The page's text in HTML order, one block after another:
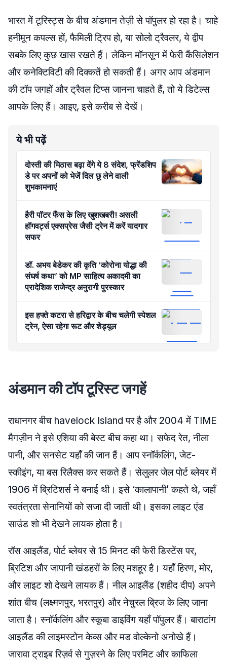
भारत में टूरिस्ट्स के बीच अंडमान तेज़ी से पॉपुलर हो रहा है। चाहे
हनीमून कपल्स हों, फैमिली ट्रिप हो, या सोलो ट्रैवलर, ये द्वीप
सबके लिए कुछ खास रखते हैं। लेकिन मॉनसून में फेरी कैंसिलेशन
और कनेक्टिविटी की दिक्कतें हो सकती हैं। अगर आप अंडमान
की टॉप जगहों और ट्रैवल टिप्स जानना चाहते हैं, तो ये डिटेल्स
आपके लिए हैं। आइए, इसे करीब से देखें।
ये भी पढ़ें
दोस्ती की मिठास बढ़ा देंगे ये 8 संदेश, फ्रेंडशिप
डे पर अपनों को भेजें दिल छू लेने वाली
शुभकामनाएं
हैरी पॉटर फैंस के लिए खुशखबरी! असली
हॉगवर्ट्स एक्सप्रेस जैसी ट्रेन में करें यादगार
सफर
डॉ. अभय बेडेकर की कृति ‘कोरोना योद्धा की
संघर्ष कथा’ को MP साहित्य अकादमी का
प्रादेशिक राजेन्द्र अनुरागी पुरस्कार
इस हफ्ते कटरा से हरिद्वार के बीच चलेगी स्पेशल
ट्रेन, ऐसा रहेगा रूट और शेड्यूल
अंडमान की टॉप टूरिस्ट जगहें
राधानगर बीच havelock Island पर है और 2004 में TIME
मैगज़ीन ने इसे एशिया की बेस्ट बीच कहा था। सफेद रेत, नीला
पानी, और सनसेट यहाँ की जान हैं। आप स्नॉर्कलिंग, जेट-
स्कीइंग, या बस रिलैक्स कर सकते हैं। सेलुलर जेल पोर्ट ब्लेयर में
1906 में ब्रिटिशर्स ने बनाई थी। इसे ‘कालापानी’ कहते थे, जहाँ
स्वतंत्रता सेनानियों को सजा दी जाती थी। इसका लाइट एंड
साउंड शो भी देखने लायक होता है।
रॉस आइलैंड, पोर्ट ब्लेयर से 15 मिनट की फेरी डिस्टेंस पर,
ब्रिटिश और जापानी खंडहरों के लिए मशहूर है। यहाँ हिरण, मोर,
और लाइट शो देखने लायक हैं। नील आइलैंड (शहीद दीप) अपने
शांत बीच (लक्ष्मणपुर, भरतपुर) और नेचुरल ब्रिज के लिए जाना
जाता है। स्नॉर्कलिंग और स्कूबा डाइविंग यहाँ पॉपुलर हैं। बाराटांग
आइलैंड की लाइमस्टोन केव्स और मड वोल्केनो अनोखे हैं।
जारावा ट्राइब रिज़र्व से गुज़रने के लिए परमिट और काफिला